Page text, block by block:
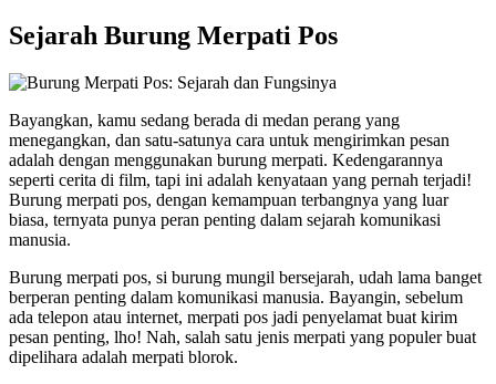
Sejarah Burung Merpati Pos
Bayangkan, kamu sedang berada di medan perang yang
menegangkan, dan satu-satunya cara untuk mengirimkan pesan
adalah dengan menggunakan burung merpati. Kedengarannya
seperti cerita di film, tapi ini adalah kenyataan yang pernah terjadi!
Burung merpati pos, dengan kemampuan terbangnya yang luar
biasa, ternyata punya peran penting dalam sejarah komunikasi
manusia.
Burung merpati pos, si burung mungil bersejarah, udah lama banget
berperan penting dalam komunikasi manusia. Bayangin, sebelum
ada telepon atau internet, merpati pos jadi penyelamat buat kirim
pesan penting, lho! Nah, salah satu jenis merpati yang populer buat
dipelihara adalah merpati blorok.